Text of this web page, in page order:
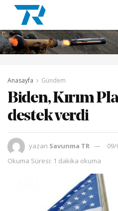
Anasayfa Gündem
Biden, Kırım
destek verdi
yazan Savunma TR
09/
Okuma Süresi: 1 dakika okuma